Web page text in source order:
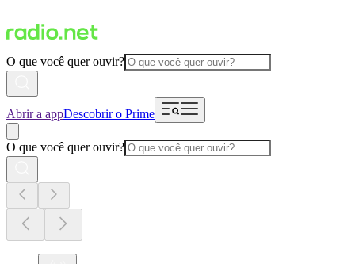
O que você quer ouvir?
Abrir a appDescobrir o Prime
O que você quer ouvir?